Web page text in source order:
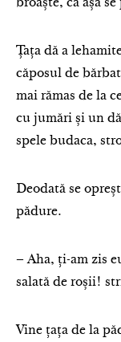
broaște, că așa
Țața dă a
căposul de
mai rămas de la
cu jumări și un
spele budaca,
Deodată se
pădure.
– Aha, ți-am zis
salată de roșii!
Vine țața de la